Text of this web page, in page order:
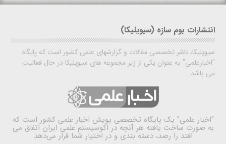
انتشارات بوم سازه (سیویلیکا)
سیویلیکا، ناشر تخصصی مقالات و گزارشهای علمی کشور است که پایگاه
"اخبارعلمی" به عنوان یکی از زیر مجموعه های سیویلیکا در حال فعالیت
می باشد.
"اخبار علمی" یک پایگاه تخصصی پویش اخبار علمی کشور است که
به صورت ساخت یافته هر آنچه در اکوسیستم علمی ایران اتفاق می
افتد را رصد، دسته بندی و در اختیار شما قرار می‌دهد